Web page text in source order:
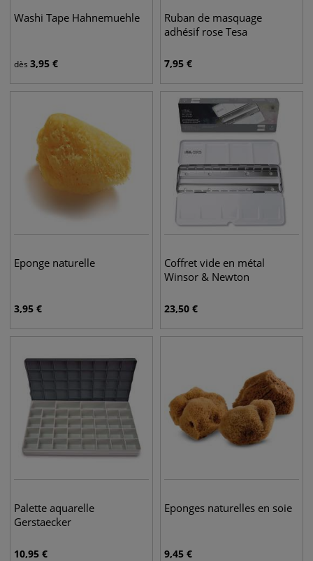
Washi Tape Hahnemuehle
dès 3,95 €
Ruban de masquage
adhésif rose Tesa
7,95 €
Eponge naturelle
3,95 €
Coffret vide en métal
Winsor & Newton
23,50 €
Palette aquarelle
Gerstaecker
10,95 €
Eponges naturelles en soie
9,45 €